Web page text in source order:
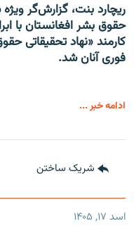
ریچارد بنت، گزارش‌گر
حقوق بشر افغانستان با
کارمند «نهاد تحقیقاتی
فوری آنان شد.
ادامه خبر ...
شریک ساختن
اسد ۱۷, ۱۴۰۵